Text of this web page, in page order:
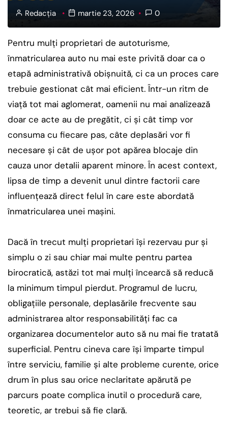
Redacția martie 23, 2026 0
Pentru mulți proprietari de autoturisme,
înmatricularea auto nu mai este privită doar ca o
etapă administrativă obișnuită, ci ca un proces care
trebuie gestionat cât mai eficient. Într-un ritm de
viață tot mai aglomerat, oamenii nu mai analizează
doar ce acte au de pregătit, ci și cât timp vor
consuma cu fiecare pas, câte deplasări vor fi
necesare și cât de ușor pot apărea blocaje din
cauza unor detalii aparent minore. În acest context,
lipsa de timp a devenit unul dintre factorii care
influențează direct felul în care este abordată
înmatricularea unei mașini.
Dacă în trecut mulți proprietari își rezervau pur și
simplu o zi sau chiar mai multe pentru partea
birocratică, astăzi tot mai mulți încearcă să reducă
la minimum timpul pierdut. Programul de lucru,
obligațiile personale, deplasările frecvente sau
administrarea altor responsabilități fac ca
organizarea documentelor auto să nu mai fie tratată
superficial. Pentru cineva care își împarte timpul
între serviciu, familie și alte probleme curente, orice
drum în plus sau orice neclaritate apărută pe
parcurs poate complica inutil o procedură care,
teoretic, ar trebui să fie clară.